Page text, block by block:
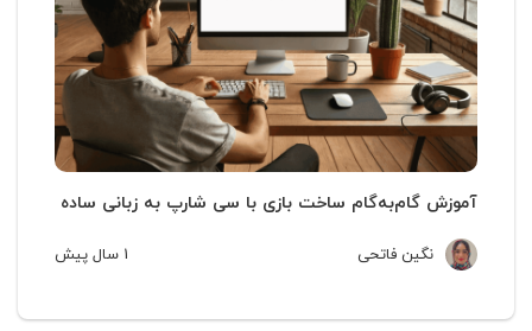
آموزش گام‌به‌گام ساخت بازی با سی شارپ به زبانی ساده
نگین فاتحی 1 سال پیش